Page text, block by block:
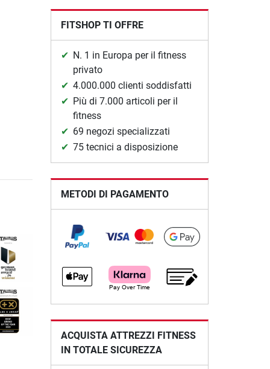
FITSHOP TI OFFRE
N. 1 in Europa per il fitness
privato
4.000.000 clienti soddisfatti
Più di 7.000 articoli per il
fitness
69 negozi specializzati
75 tecnici a disposizione
METODI DI PAGAMENTO
ACQUISTA ATTREZZI FITNESS
IN TOTALE SICUREZZA